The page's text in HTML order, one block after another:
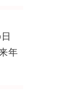
年